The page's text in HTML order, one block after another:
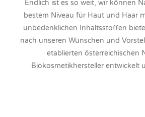
Endlich ist es so weit, wir können
bestem Niveau für Haut und Haar
unbedenklichen Inhaltsstoffen
nach unseren Wünschen und
etablierten österreichischen
Biokosmetikhersteller entwickelt